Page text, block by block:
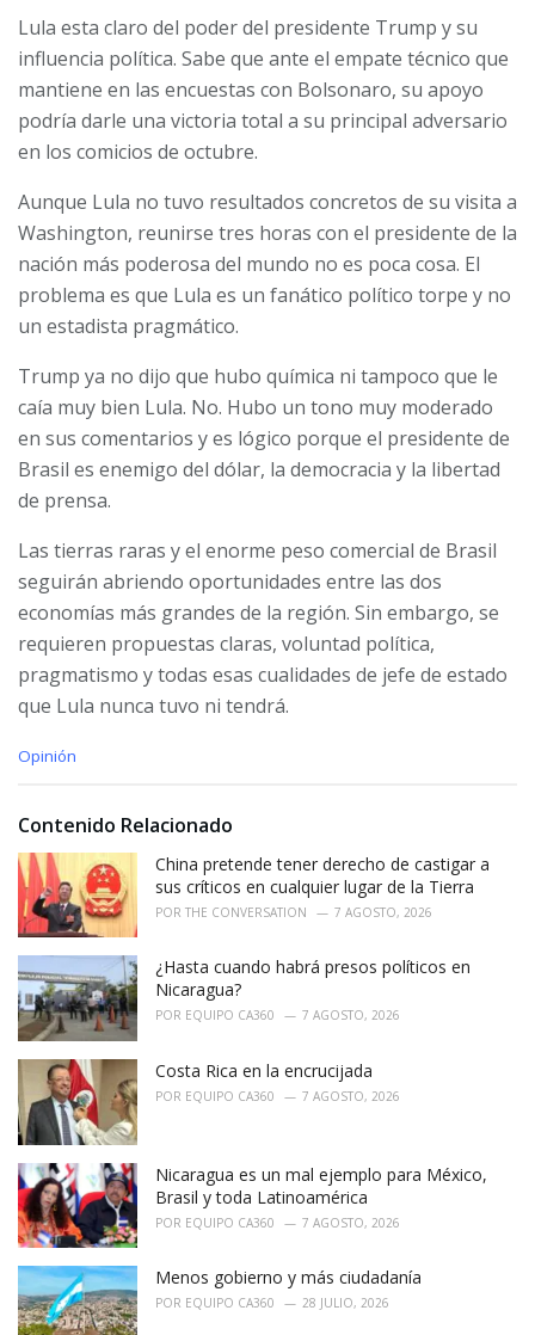
Lula esta claro del poder del presidente Trump y su
influencia política. Sabe que ante el empate técnico que
mantiene en las encuestas con Bolsonaro, su apoyo
podría darle una victoria total a su principal adversario
en los comicios de octubre.
Aunque Lula no tuvo resultados concretos de su visita a
Washington, reunirse tres horas con el presidente de la
nación más poderosa del mundo no es poca cosa. El
problema es que Lula es un fanático político torpe y no
un estadista pragmático.
Trump ya no dijo que hubo química ni tampoco que le
caía muy bien Lula. No. Hubo un tono muy moderado
en sus comentarios y es lógico porque el presidente de
Brasil es enemigo del dólar, la democracia y la libertad
de prensa.
Las tierras raras y el enorme peso comercial de Brasil
seguirán abriendo oportunidades entre las dos
economías más grandes de la región. Sin embargo, se
requieren propuestas claras, voluntad política,
pragmatismo y todas esas cualidades de jefe de estado
que Lula nunca tuvo ni tendrá.
C
e
o
r
i
e
:
Opinión
Contenido Relacionado
China pretende tener derecho de castigar a
sus críticos en cualquier lugar de la Tierra
POR THE CONVERSATION 7 AGOSTO, 2026
¿Hasta cuando habrá presos políticos en
Nicaragua?
POR EQUIPO CA360 7 AGOSTO, 2026
Costa Rica en la encrucijada
POR EQUIPO CA360 7 AGOSTO, 2026
Nicaragua es un mal ejemplo para México,
Brasil y toda Latinoamérica
POR EQUIPO CA360 7 AGOSTO, 2026
Menos gobierno y más ciudadanía
POR EQUIPO CA360 28 JULIO, 2026